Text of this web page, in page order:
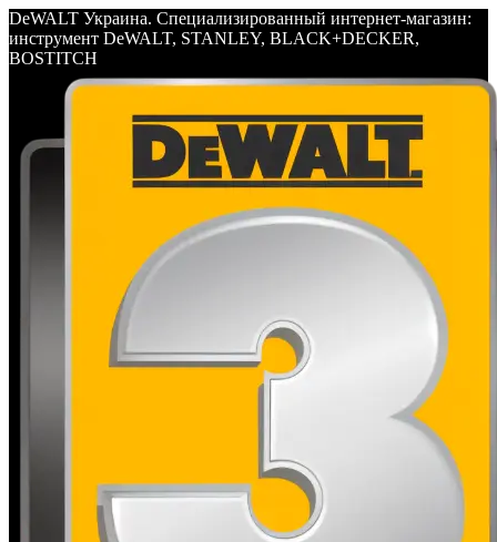
DeWALT Украина. Специализированный интернет-магазин:
инструмент DeWALT, STANLEY, BLACK+DECKER,
BOSTITCH